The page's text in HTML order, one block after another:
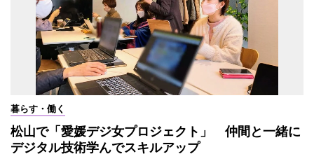
暮らす・働く
松山で「愛媛デジ女プロジェクト」 仲間と一緒に
デジタル技術学んでスキルアップ